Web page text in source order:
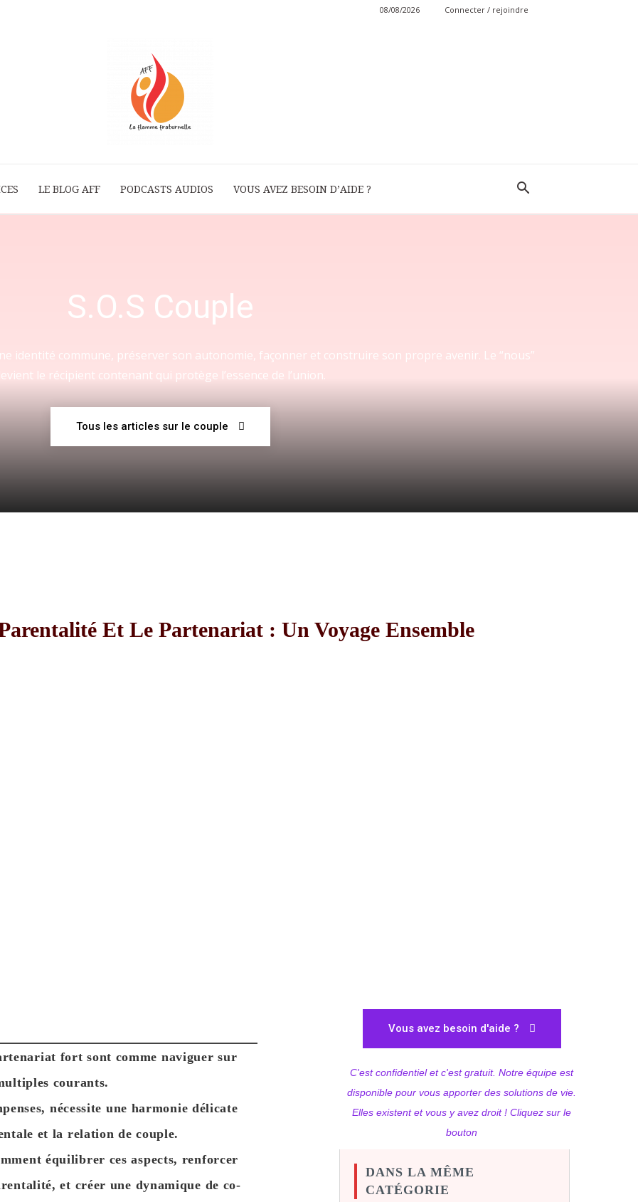
08/08/2026 Connecter / rejoindre
La
Fraternelle
LE BLOG AFF PODCASTS AUDIOS VOUS AVEZ BESOIN D’AIDE ?
S.O.S Couple
identité commune, préserver son autonomie, façonner et construire son propre avenir. Le “nous”
le récipient contenant qui protège l’essence de l’union.
Tous les articles sur le couple
Et Le Partenariat : Un Voyage Ensemble
fort sont comme naviguer sur
courants.
nécessite une harmonie délicate
et la relation de couple.
équilibrer ces aspects, renforcer
et créer une dynamique de co-
Vous avez besoin d'aide ?
C'est confidentiel et c'est gratuit. Notre équipe est
disponible pour vous apporter des solutions de vie.
Elles existent et vous y avez droit ! Cliquez sur le
bouton
DANS LA MÊME
CATÉGORIE